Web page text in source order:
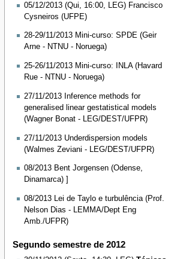
05/12/2013 (Qui, 16:00, LEG) Francisco
Cysneiros (UFPE)
28-29/11/2013 Mini-curso: SPDE (Geir
Arne - NTNU - Noruega)
25-26/11/2013 Mini-curso: INLA (Havard
Rue - NTNU - Noruega)
27/11/2013 Inference methods for
generalised linear gestatistical models
(Wagner Bonat - LEG/DEST/UFPR)
27/11/2013 Underdispersion models
(Walmes Zeviani - LEG/DEST/UFPR)
08/2013 Bent Jorgensen (Odense,
Dinamarca) ]
08/2013 Lei de Taylo e turbulência (Prof.
Nelson Dias - LEMMA/Dept Eng
Amb./UFPR)
Segundo semestre de 2012